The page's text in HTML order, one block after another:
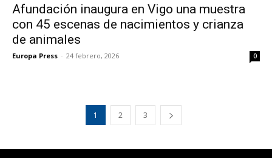
Afundación inaugura en Vigo una muestra
con 45 escenas de nacimientos y crianza
de animales
Europa Press - 24 febrero, 2026 0
1 2 3